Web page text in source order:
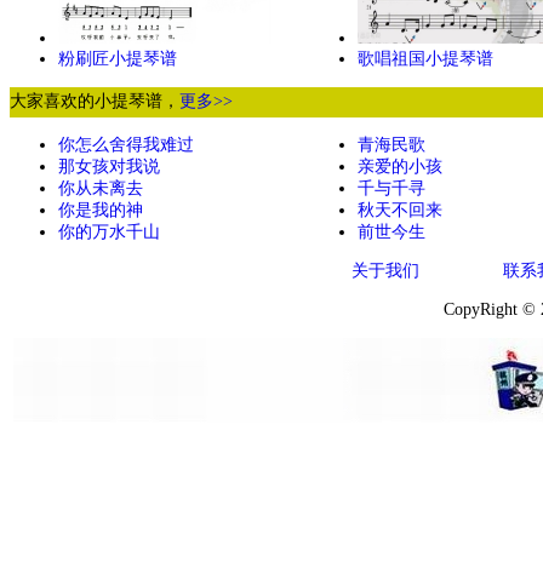
粉刷匠小提琴谱 歌唱祖国小提琴谱
大家喜欢的小提琴谱， 更多>>
你怎么舍得我难过
那女孩对我说
你从未离去
你是我的神
你的万水千山
青海民歌
亲爱的小孩
千与千寻
秋天不回来
前世今生
关于我们 联系
CopyRight ©